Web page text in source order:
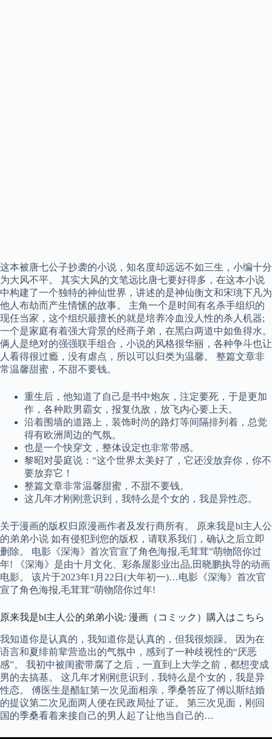
这本被唐七公子抄袭的小说，知名度却远远不如三生，小编十分
为大风不平。 其实大风的文笔远比唐七要好得多，在这本小说
中构建了一个独特的神仙世界，讲述的是神仙衡文和宋珧下凡为
他人布劫而产生情愫的故事。 主角一个是时间有名杀手组织的
现任当家，这个组织最擅长的就是培养冷血没人性的杀人机器;
一个是家庭有着强大背景的经商子弟，在黑白两道中如鱼得水。
俩人是绝对的强强联手组合，小说的风格很华丽，各种争斗也让
人看得很过瘾，没有虐点，所以可以归类为温馨。 整篇文章非
常温馨甜蜜，不甜不要钱。
重生后，他知道了自己是书中炮灰，注定要死，于是更加
作，各种欺男霸女，报复仇敌，放飞内心要上天。
沿着围墙的道路上，装饰时尚的路灯等间隔排列着，总觉
得有欧洲周边的气氛。
也是一个快穿文，整体设定也非常带感。
黎昭对晏庭说：“这个世界太美好了，它还没放弃你，你不
要放弃它！
整篇文章非常温馨甜蜜，不甜不要钱。
这几年才刚刚意识到，我特么是个女的，我是异性恋。
关于漫画的版权归原漫画作者及发行商所有。 原来我是bl主人公
的弟弟小说 如有侵犯到您的版权，请联系我们，确认之后立即
删除。 电影《深海》首次官宣了角色海报,毛茸茸”萌物陪你过
年! 《深海》是由十月文化、彩条屋影业出品,田晓鹏执导的动画
电影。 该片于2023年1月22日(大年初一)…电影《深海》首次官
宣了角色海报,毛茸茸”萌物陪你过年!
原来我是bl主人公的弟弟小说: 漫画（コミック）購入はこちら
我知道你是认真的，我知道你是认真的，但我很烦躁。 因为在
语言和夏绯前辈营造出的气氛中，感到了一种歧视性的“厌恶
感”。 我初中被闺蜜带腐了之后，一直到上大学之前，都想变成
男的去搞基。 这几年才刚刚意识到，我特么是个女的，我是异
性恋。 傅医生是醋缸第一次见面相亲，季桑答应了傅以斯结婚
的提议第二次见面两人便在民政局扯了证。 第三次见面，刚回
国的季桑看着来接自己的男人起了让他当自己的…